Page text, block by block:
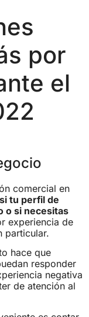
por
el
comercial en
tu perfil de
o si necesitas
experiencia de
particular.
hace que
responder
negativa
de atención al